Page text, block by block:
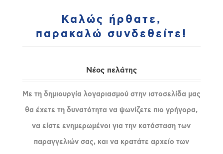
Καλώς ήρθατε,
παρακαλώ συνδεθείτε!
Νέος πελάτης
Με τη δημιουργία λογαριασμού στην ιστοσελίδα μας
θα έχετε τη δυνατότητα να ψωνίζετε πιο γρήγορα,
να είστε ενημερωμένοι για την κατάσταση των
παραγγελιών σας, και να κρατάτε αρχείο των